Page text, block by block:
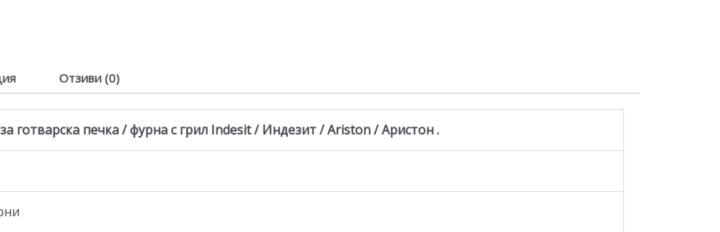
Отзиви (0)
готварска печка / фурна с грил Indesit / Индезит / Ariston / Аристон .